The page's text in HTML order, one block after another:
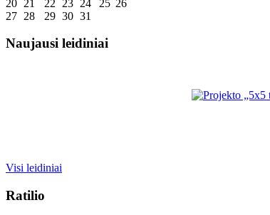
20 21 22 23 24 25 26
27 28 29 30 31
Naujausi leidiniai
Visi leidiniai
Ratilio